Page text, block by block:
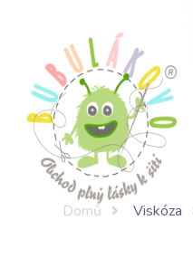
Domů Viskóza